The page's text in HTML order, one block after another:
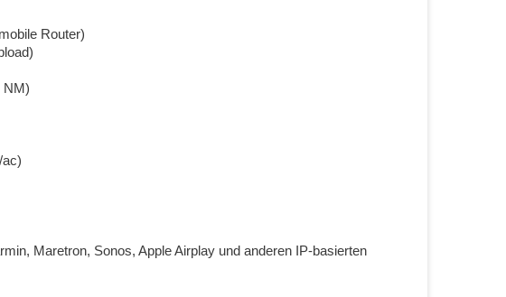
Router)
NM)
Maretron, Sonos, Apple Airplay und anderen IP-basierten